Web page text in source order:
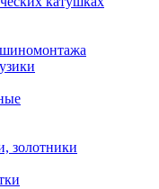
золотники